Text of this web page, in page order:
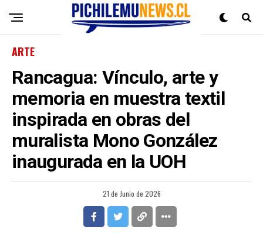
ARTE
Rancagua: Vínculo, arte y
memoria en muestra textil
inspirada en obras del
muralista Mono González
inaugurada en la UOH
21 de Junio de 2026